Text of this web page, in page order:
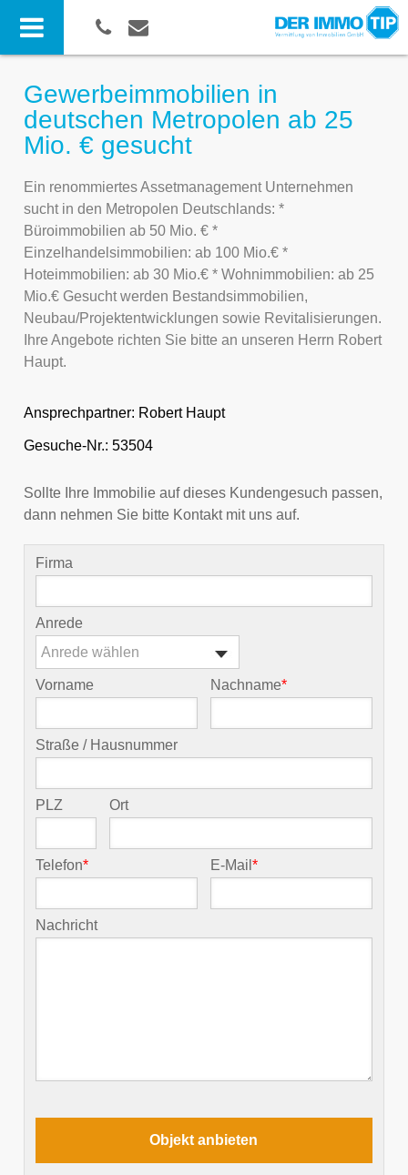
Gewerbeimmobilien in
deutschen Metropolen ab 25
Mio. € gesucht
Ein renommiertes Assetmanagement Unternehmen
sucht in den Metropolen Deutschlands: *
Büroimmobilien ab 50 Mio. € *
Einzelhandelsimmobilien: ab 100 Mio.€ *
Hoteimmobilien: ab 30 Mio.€ * Wohnimmobilien: ab 25
Mio.€ Gesucht werden Bestandsimmobilien,
Neubau/Projektentwicklungen sowie Revitalisierungen.
Ihre Angebote richten Sie bitte an unseren Herrn Robert
Haupt.
Ansprechpartner: Robert Haupt
Gesuche-Nr.: 53504
Sollte Ihre Immobilie auf dieses Kundengesuch passen,
dann nehmen Sie bitte Kontakt mit uns auf.
Firma
Anrede
Anrede wählen
Vorname Nachname*
Straße / Hausnummer
PLZ Ort
Telefon* E-Mail*
Nachricht